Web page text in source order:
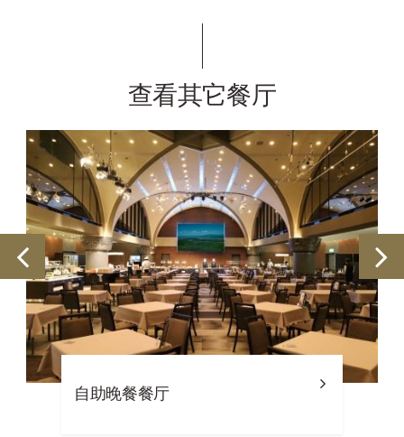
查看其它餐厅
自助晚餐餐厅